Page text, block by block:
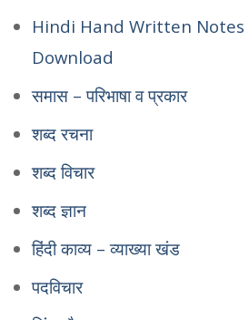
Hindi Hand Written Notes
Download
समास – परिभाषा व प्रकार
शब्द रचना
शब्द विचार
शब्द ज्ञान
हिंदी काव्य – व्याख्या खंड
पदविचार